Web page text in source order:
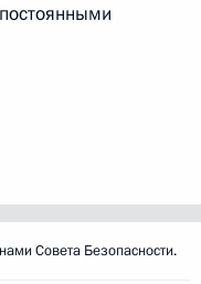
Совета Безопасности.